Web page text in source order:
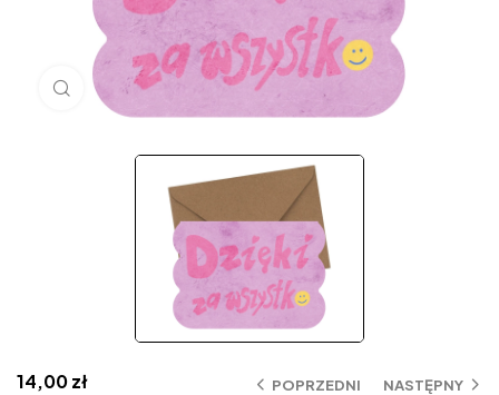
Click to enlarge
POPRZEDNI NASTĘPNY
14,00zł